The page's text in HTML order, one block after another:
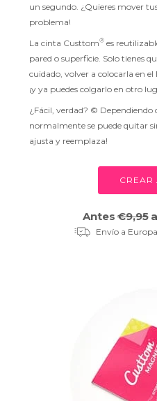
un segundo. ¿Quieres mover
problema!
La cinta Custtom® es
pared o superficie. Solo tienes
cuidado, volver a colocarla en
¡y ya puedes colgarlo en otro
¿Fácil, verdad? © Dependiendo
normalmente se puede quitar
ajusta y reemplaza!
CREAR
Antes€9,95
Envío a